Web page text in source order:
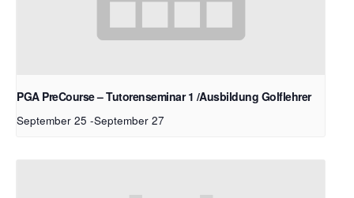
PGA PreCourse – Tutorenseminar 1 /Ausbildung Golflehrer
September 25 -September 27